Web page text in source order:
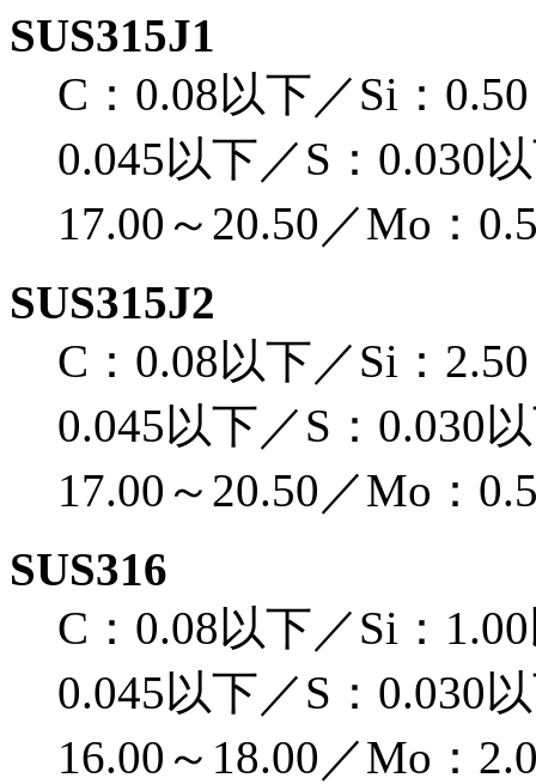
SUS315J1
C：0.08以下／Si：
0.045以下／S：0.030
17.00～20.50／Mo：
SUS315J2
C：0.08以下／Si：
0.045以下／S：0.030
17.00～20.50／Mo：
SUS316
C：0.08以下／Si：
0.045以下／S：0.030
16.00～18.00／Mo：